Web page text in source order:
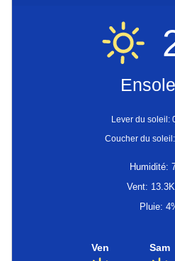
Lever du soleil:
Coucher du
Humidité:
Vent:
Pluie:
Ven Sam